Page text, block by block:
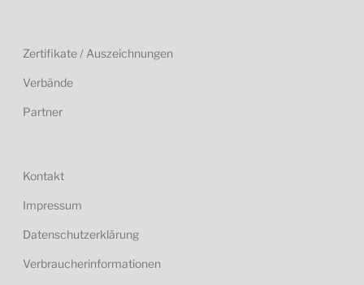
Zertifikate / Auszeichnungen
Verbände
Partner
Kontakt
Impressum
Datenschutzerklärung
Verbraucherinformationen